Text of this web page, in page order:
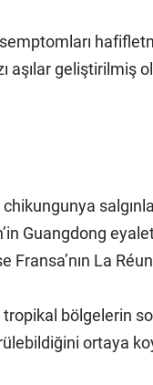
aşılar geliştirilmiş
Guangdong
Fransa’nın La
tropikal bölgelerin
ortaya